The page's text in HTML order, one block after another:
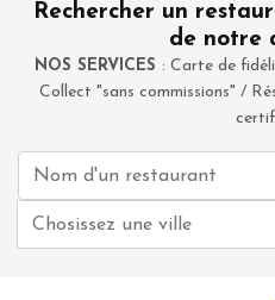
Rechercher un
de notre
NOS SERVICES : Carte de
Collect "sans commissions" /